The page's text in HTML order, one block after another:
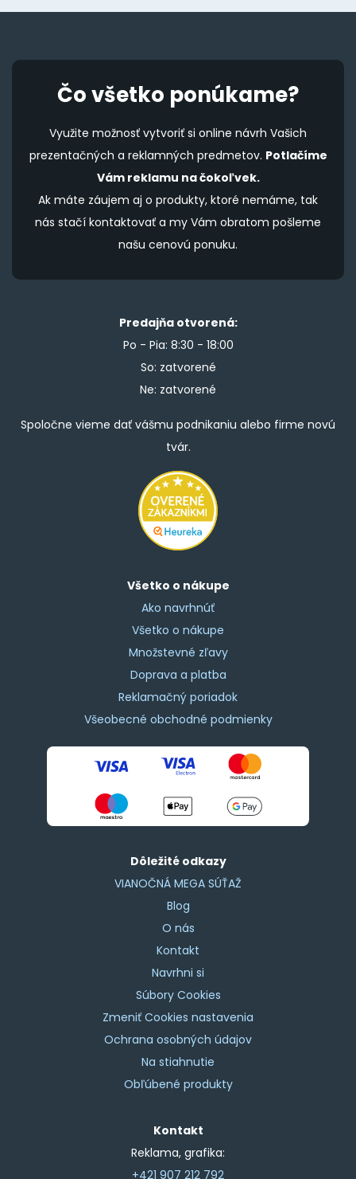
Čo všetko ponúkame?
Využite možnosť vytvoriť si online návrh Vašich
prezentačných a reklamných predmetov. Potlačíme
Vám reklamu na čokoľvek.
Ak máte záujem aj o produkty, ktoré nemáme, tak
nás stačí kontaktovať a my Vám obratom pošleme
našu cenovú ponuku.
Predajňa otvorená:
Po - Pia: 8:30 - 18:00
So: zatvorené
Ne: zatvorené
Spoločne vieme dať vášmu podnikaniu alebo firme novú
tvár.
Všetko o nákupe
Ako navrhnúť
Všetko o nákupe
Množstevné zľavy
Doprava a platba
Reklamačný poriadok
Všeobecné obchodné podmienky
Dôležité odkazy
VIANOČNÁ MEGA SÚŤAŽ
Blog
O nás
Kontakt
Navrhni si
Súbory Cookies
Zmeniť Cookies nastavenia
Ochrana osobných údajov
Na stiahnutie
Obľúbené produkty
Kontakt
Reklama, grafika:
+421 907 212 792